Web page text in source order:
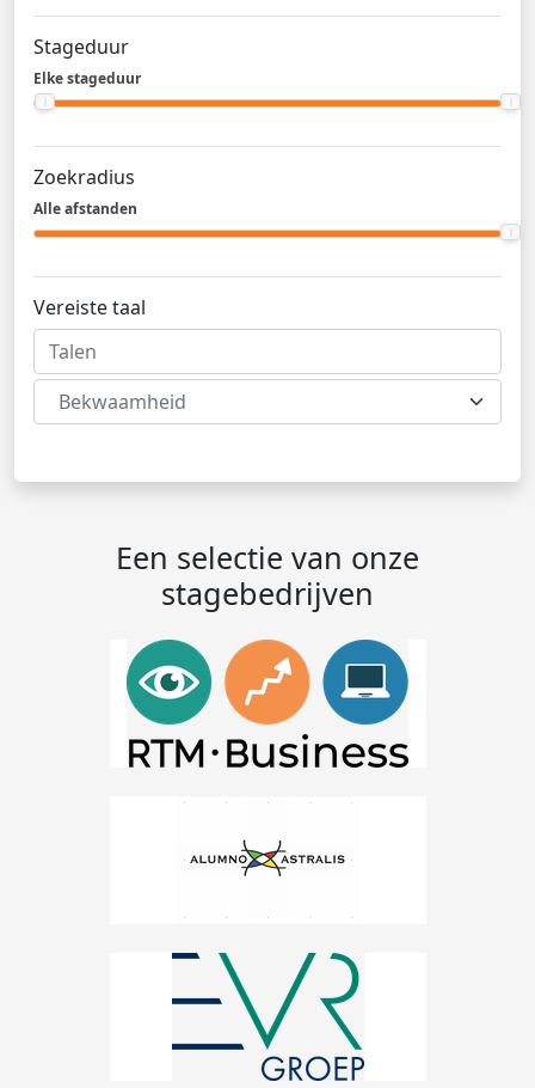
Stageduur
Elke stageduur
Zoekradius
Alle afstanden
Vereiste taal
Bekwaamheid
Een selectie van onze
stagebedrijven